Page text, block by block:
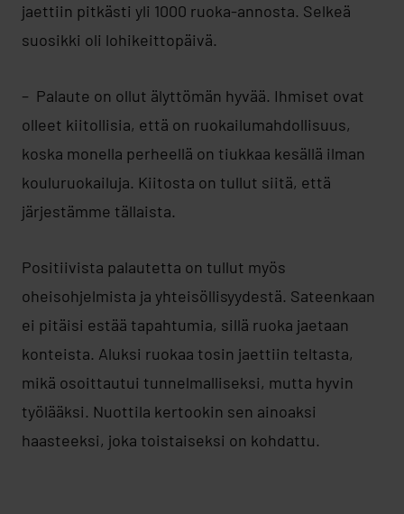
jaettiin pitkästi yli 1000 ruoka-annosta. Selkeä
suosikki oli lohikeittopäivä.
– Palaute on ollut älyttömän hyvää. Ihmiset ovat
olleet kiitollisia, että on ruokailumahdollisuus,
koska monella perheellä on tiukkaa kesällä ilman
kouluruokailuja. Kiitosta on tullut siitä, että
järjestämme tällaista.
Positiivista palautetta on tullut myös
oheisohjelmista ja yhteisöllisyydestä. Sateenkaan
ei pitäisi estää tapahtumia, sillä ruoka jaetaan
konteista. Aluksi ruokaa tosin jaettiin teltasta,
mikä osoittautui tunnelmalliseksi, mutta hyvin
työlääksi. Nuottila kertookin sen ainoaksi
haasteeksi, joka toistaiseksi on kohdattu.